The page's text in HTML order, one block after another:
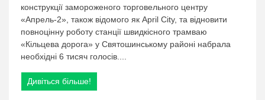
конструкції замороженого торговельного центру
«Апрель-2», також відомого як April City, та відновити
повноцінну роботу станції швидкісного трамваю
«Кільцева дорога» у Святошинському районі набрала
необхідні 6 тисяч голосів....
Дивіться більше!